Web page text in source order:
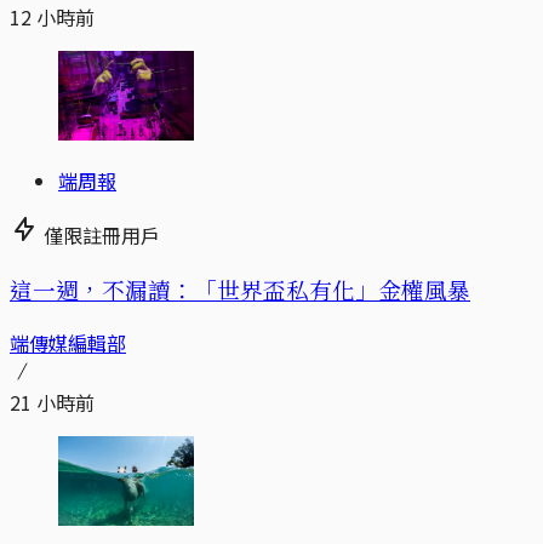
12 小時前
端周報
僅限註冊用戶
這一週，不漏讀：「世界盃私有化」金權風暴
端傳媒編輯部
21 小時前